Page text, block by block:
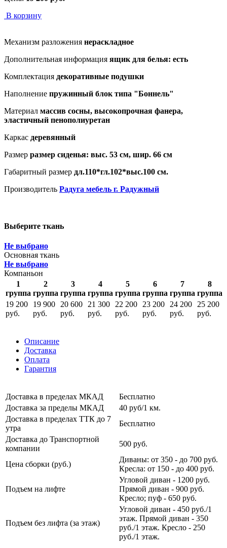
В корзину
Механизм разложения нераскладное
Дополнительная информация ящик для белья: есть
Комплектация декоративные подушки
Наполнение пружинный блок типа "Боннель"
Материал массив сосны, высокопрочная фанера,
эластичный пенополиуретан
Каркас деревянный
Размер размер сиденья: выс. 53 см, шир. 66 см
Габаритный размер дл.110*гл.102*выс.100 см.
Производитель Радуга мебель г. Радужный
Выберите ткань
Не выбрано
Основная ткань
Не выбрано
Компаньон
1
группа
2
группа
3
группа
4
группа
5
группа
6
группа
7
группа
8
группа
19 200
руб.
19 900
руб.
20 600
руб.
21 300
руб.
22 200
руб.
23 200
руб.
24 200
руб.
25 200
руб.
Описание
Доставка
Оплата
Гарантия
Доставка в пределах МКАД
Бесплатно
Доставка за пределы МКАД
40 руб/1 км.
Доставка в пределах ТТК до 7
утра
Бесплатно
Доставка до Транспортной
компании
500 руб.
Цена сборки (руб.)
Диваны: от 350 - до 700 руб.
Кресла: от 150 - до 400 руб.
Подъем на лифте
Угловой диван - 1200 руб.
Прямой диван - 900 руб.
Кресло; пуф - 650 руб.
Подъем без лифта (за этаж)
Угловой диван - 450 руб./1
этаж. Прямой диван - 350
руб./1 этаж. Кресло - 250
руб./1 этаж.